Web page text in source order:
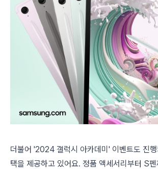
더불어 '2024 갤럭시 아카데미' 이벤트도 진행
택을 제공하고 있어요. 정품 액세서리부터 S펜